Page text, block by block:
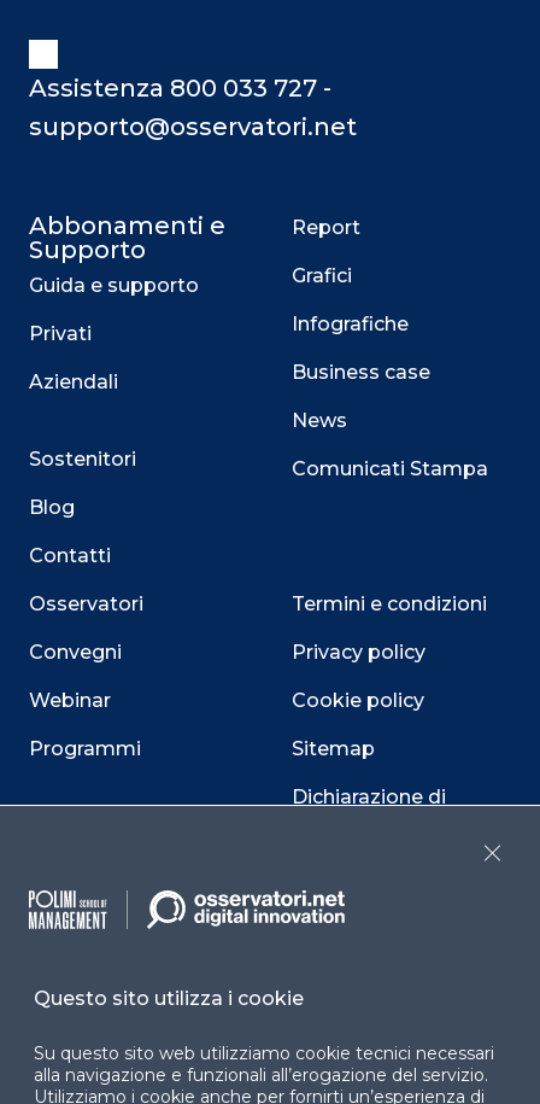
Assistenza 800 033 727 -
supporto@osservatori.net
Abbonamenti e
Supporto
Guida e supporto
Privati
Aziendali
Sostenitori
Blog
Contatti
Osservatori
Convegni
Webinar
Programmi
Report
Grafici
Infografiche
Business case
News
Comunicati Stampa
Termini e condizioni
Privacy policy
Cookie policy
Sitemap
Dichiarazione di
Facebook LinkedIn
YouTube X
Questo sito utilizza i cookie
Su questo sito web utilizziamo cookie tecnici necessari
alla navigazione e funzionali all’erogazione del servizio.
Utilizziamo i cookie anche per fornirti un’esperienza di